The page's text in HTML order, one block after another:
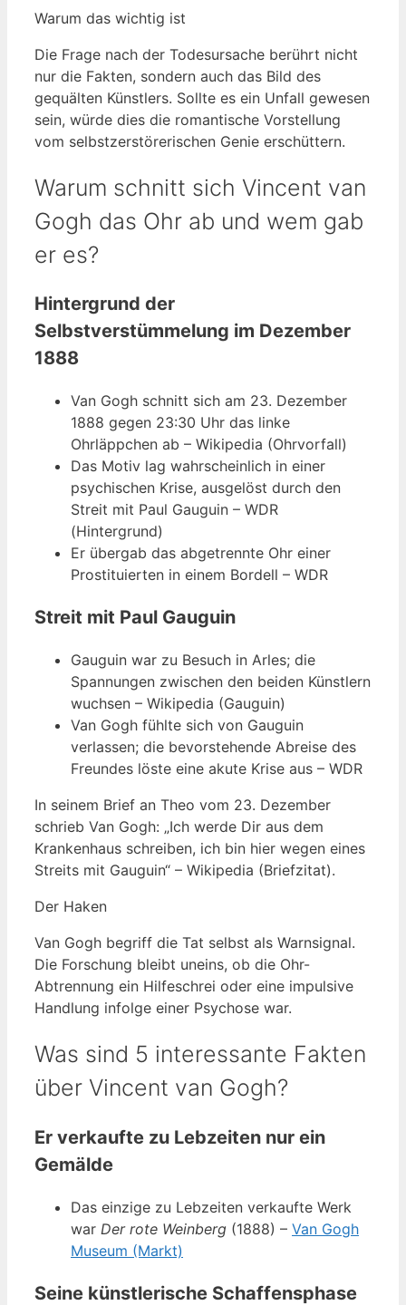
Warum das wichtig ist
Die Frage nach der Todesursache berührt nicht
nur die Fakten, sondern auch das Bild des
gequälten Künstlers. Sollte es ein Unfall gewesen
sein, würde dies die romantische Vorstellung
vom selbstzerstörerischen Genie erschüttern.
Warum schnitt sich Vincent van
Gogh das Ohr ab und wem gab
er es?
Hintergrund der
Selbstverstümmelung im Dezember
1888
Van Gogh schnitt sich am 23. Dezember
1888 gegen 23:30 Uhr das linke
Ohrläppchen ab – Wikipedia (Ohrvorfall)
Das Motiv lag wahrscheinlich in einer
psychischen Krise, ausgelöst durch den
Streit mit Paul Gauguin – WDR
(Hintergrund)
Er übergab das abgetrennte Ohr einer
Prostituierten in einem Bordell – WDR
Streit mit Paul Gauguin
Gauguin war zu Besuch in Arles; die
Spannungen zwischen den beiden Künstlern
wuchsen – Wikipedia (Gauguin)
Van Gogh fühlte sich von Gauguin
verlassen; die bevorstehende Abreise des
Freundes löste eine akute Krise aus – WDR
In seinem Brief an Theo vom 23. Dezember
schrieb Van Gogh: „Ich werde Dir aus dem
Krankenhaus schreiben, ich bin hier wegen eines
Streits mit Gauguin“ – Wikipedia (Briefzitat).
Der Haken
Van Gogh begriff die Tat selbst als Warnsignal.
Die Forschung bleibt uneins, ob die Ohr-
Abtrennung ein Hilfeschrei oder eine impulsive
Handlung infolge einer Psychose war.
Was sind 5 interessante Fakten
über Vincent van Gogh?
Er verkaufte zu Lebzeiten nur ein
Gemälde
Das einzige zu Lebzeiten verkaufte Werk
war Der rote Weinberg (1888) – Van Gogh
Museum (Markt)
Seine künstlerische Schaffensphase